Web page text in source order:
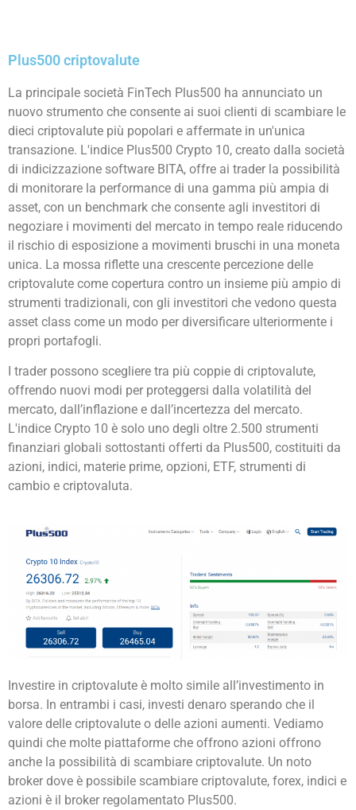
Plus500 criptovalute
La principale società FinTech Plus500 ha annunciato un
nuovo strumento che consente ai suoi clienti di scambiare le
dieci criptovalute più popolari e affermate in un'unica
transazione. L'indice Plus500 Crypto 10, creato dalla società
di indicizzazione software BITA, offre ai trader la possibilità
di monitorare la performance di una gamma più ampia di
asset, con un benchmark che consente agli investitori di
negoziare i movimenti del mercato in tempo reale riducendo
il rischio di esposizione a movimenti bruschi in una moneta
unica. La mossa riflette una crescente percezione delle
criptovalute come copertura contro un insieme più ampio di
strumenti tradizionali, con gli investitori che vedono questa
asset class come un modo per diversificare ulteriormente i
propri portafogli.
I trader possono scegliere tra più coppie di criptovalute,
offrendo nuovi modi per proteggersi dalla volatilità del
mercato, dall’inflazione e dall’incertezza del mercato.
L'indice Crypto 10 è solo uno degli oltre 2.500 strumenti
finanziari globali sottostanti offerti da Plus500, costituiti da
azioni, indici, materie prime, opzioni, ETF, strumenti di
cambio e criptovaluta.
Investire in criptovalute è molto simile all’investimento in
borsa. In entrambi i casi, investi denaro sperando che il
valore delle criptovalute o delle azioni aumenti. Vediamo
quindi che molte piattaforme che offrono azioni offrono
anche la possibilità di scambiare criptovalute. Un noto
broker dove è possibile scambiare criptovalute, forex, indici e
azioni è il broker regolamentato Plus500.